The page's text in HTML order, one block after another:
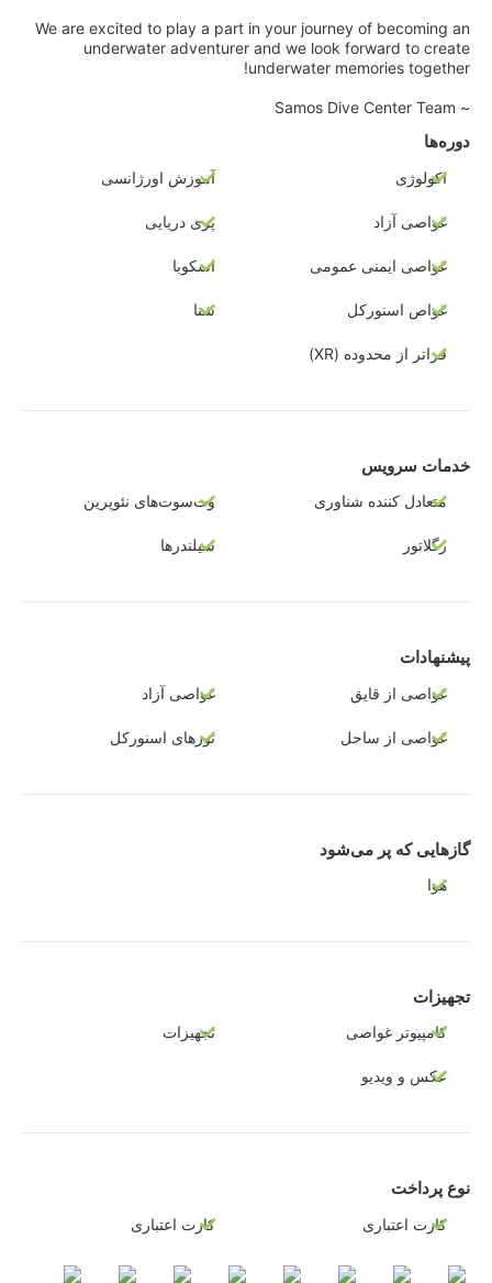
We are excited to play a part in your journey of becoming an
underwater adventurer and we look forward to create
underwater memories together!
~ Samos Dive Center Team
دوره‌ها
اکولوژی آموزش اورژانسی
غواصی آزاد پری دریایی
غواصی ایمنی عمومی اسکوبا
غواص اسنورکل شنا
فراتر از محدوده (XR)
خدمات سرویس
متعادل کننده شناوری وت‌سوت‌های نئوپرین
رگلاتور سیلندرها
پیشنهادات
غواصی از قایق غواصی آزاد
غواصی از ساحل تورهای اسنورکل
گازهایی که پر می‌شود
هوا
تجهیزات
کامپیوتر غواصی تجهیزات
عکس و ویدیو
نوع پرداخت
کارت اعتباری کارت اعتباری